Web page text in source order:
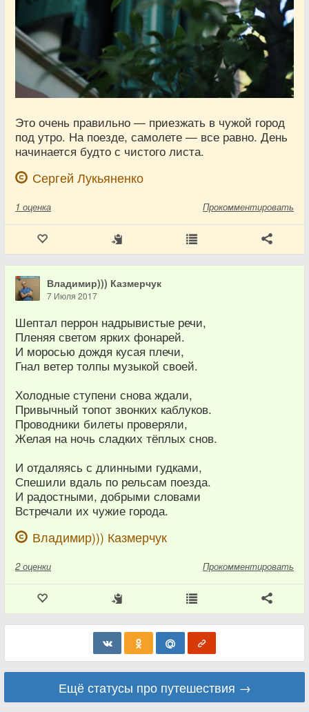
Это очень правильно — приезжать в чужой город
под утро. На поезде, самолете — все равно. День
начинается будто с чистого листа.
Сергей Лукьяненко
1 оценка Прокомментировать
Владимир))) Казмерчук
7 Июля 2017
Шептал перрон надрывистые речи,
Пленяя светом ярких фонарей.
И моросью дождя кусая плечи,
Гнал ветер толпы музыкой своей.
Холодные ступени снова ждали,
Привычный топот звонких каблуков.
Проводники билеты проверяли,
Желая на ночь сладких тёплых снов.
И отдаляясь с длинными гудками,
Спешили вдаль по рельсам поезда.
И радостными, добрыми словами
Встречали их чужие города.
Владимир))) Казмерчук
2 оценки Прокомментировать
Ещё статусы про путешествия →